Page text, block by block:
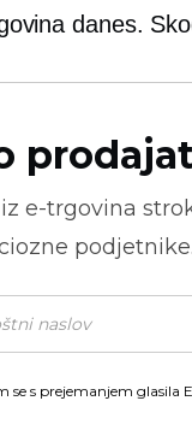
danes.
e-trgovina
podjetnike.
se s prejemanjem glasila